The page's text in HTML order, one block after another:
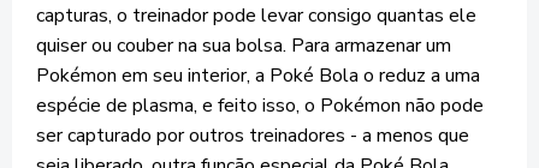
capturas, o treinador pode levar consigo quantas ele
quiser ou couber na sua bolsa. Para armazenar um
Pokémon em seu interior, a Poké Bola o reduz a uma
espécie de plasma, e feito isso, o Pokémon não pode
ser capturado por outros treinadores - a menos que